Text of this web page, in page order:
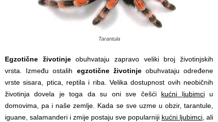
Tarantula
Egzotične životinje
obuhvataju zapravo veliki broj životinjskih
vrsta. Između ostalih egzotične životinjeobuhvataju određene
vrste sisara, ptica, reptila i riba. Velika dostupnost ovih neobičnih
životinja dovela je toga da su oni sve češći kućni ljubimciu
domovima, pa i naše zemlje. Kada se sve uzme u obzir, tarantule,
iguane, salamanderi i zmije postaju sve popularniji kućni ljubimci , ali